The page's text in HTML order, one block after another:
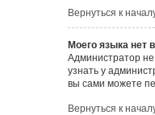
Вернуться к
Моего языка нет
Администратор
узнать у
вы сами можете
Вернуться к